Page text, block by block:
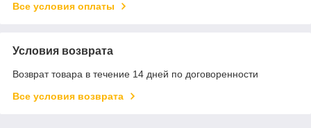
Все условия оплаты
Условия возврата
Возврат товара в течение 14 дней по договоренности
Все условия возврата